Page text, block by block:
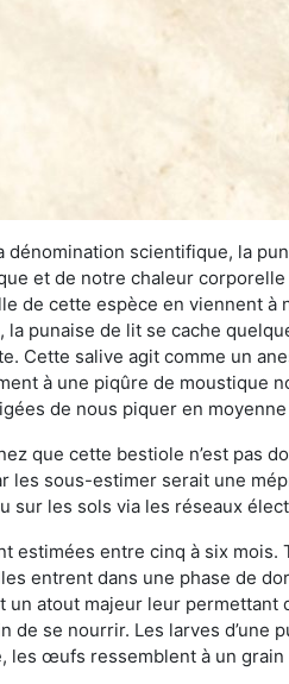
dénomination scientifique, la
et de notre chaleur
de cette espèce en viennent à
punaise de lit se cache
Cette salive agit comme un
à une piqûre de moustique
de nous piquer en
que cette bestiole n’est pas
les sous-estimer serait une
sur les sols via les réseaux
estimées entre cinq à six mois.
entrent dans une phase de
un atout majeur leur
de se nourrir. Les larves d’une
les œufs ressemblent à un